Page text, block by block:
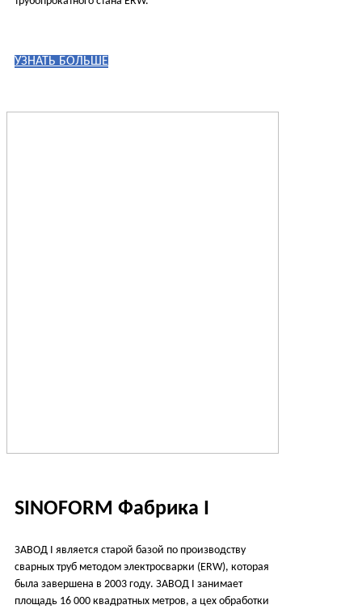
УЗНАТЬ БОЛЬШЕ
SINOFORM Фабрика I
ЗАВОД I является старой базой по производству
сварных труб методом электросварки (ERW), которая
была завершена в 2003 году. ЗАВОД I занимает
площадь 16 000 квадратных метров, а цех обработки